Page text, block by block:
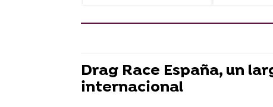
Drag Race España, un
internacional